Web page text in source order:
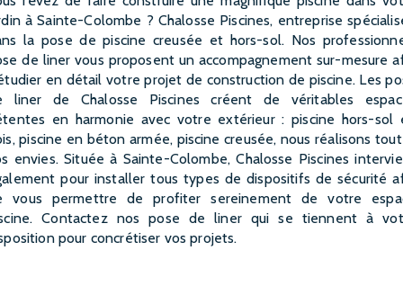
à Sainte-Colombe ? Chalosse Piscines, entreprise
la pose de piscine creusée et hors-sol. Nos
de liner vous proposent un accompagnement sur-mesure
en détail votre projet de construction de piscine. Les
liner de Chalosse Piscines créent de véritables
en harmonie avec votre extérieur : piscine hors-sol
piscine en béton armée, piscine creusée, nous réalisons
envies. Située à Sainte-Colombe, Chalosse Piscines
pour installer tous types de dispositifs de sécurité
vous permettre de profiter sereinement de votre
Contactez nos pose de liner qui se tiennent à
pour concrétiser vos projets.